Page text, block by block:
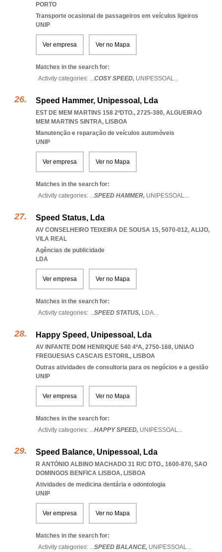
PORTO
Transporte ocasional de passageiros em veículos ligeiros
UNIP
Ver empresa Ver no Mapa
Matches in the search for:
Activity categories: ...COSY SPEED, UNIPESSOAL...
Speed Hammer, Unipessoal, Lda
EST DE MEM MARTINS 158 2ºDTO., 2725-380, ALGUEIRAO
MEM MARTINS SINTRA, LISBOA
Manutenção e reparação de veículos automóveis
UNIP
Ver empresa Ver no Mapa
Matches in the search for:
Activity categories: ...SPEED HAMMER, UNIPESSOAL...
Speed Status, Lda
AV CONSELHEIRO TEIXEIRA DE SOUSA 15, 5070-012, ALIJO,
VILA REAL
Agências de publicidade
LDA
Ver empresa Ver no Mapa
Matches in the search for:
Activity categories: ...SPEED STATUS, LDA...
Happy Speed, Unipessoal, Lda
AV INFANTE DOM HENRIQUE 540 4ºA, 2750-168, UNIAO
FREGUESIAS CASCAIS ESTORIL, LISBOA
Outras atividades de consultoria para os negócios e a gestão
UNIP
Ver empresa Ver no Mapa
Matches in the search for:
Activity categories: ...HAPPY SPEED, UNIPESSOAL...
Speed Balance, Unipessoal, Lda
R ANTÓNIO ALBINO MACHADO 31 R/C DTO., 1600-870, SAO
DOMINGOS BENFICA LISBOA, LISBOA
Atividades de medicina dentária e odontologia
UNIP
Ver empresa Ver no Mapa
Matches in the search for:
Activity categories: ...SPEED BALANCE, UNIPESSOAL...